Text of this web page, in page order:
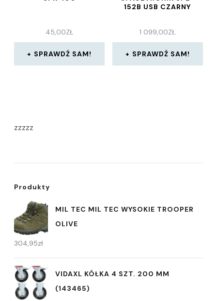
45,00ZŁ
SPRAWDŹ SAM!
152B USB CZARNY
1 099,00ZŁ
SPRAWDŹ SAM!
zzzzz
Produkty
MIL TEC MIL TEC WYSOKIE TROOPER
OLIVE
304,95zł
VIDAXL KÓŁKA 4 SZT. 200 MM
(143465)